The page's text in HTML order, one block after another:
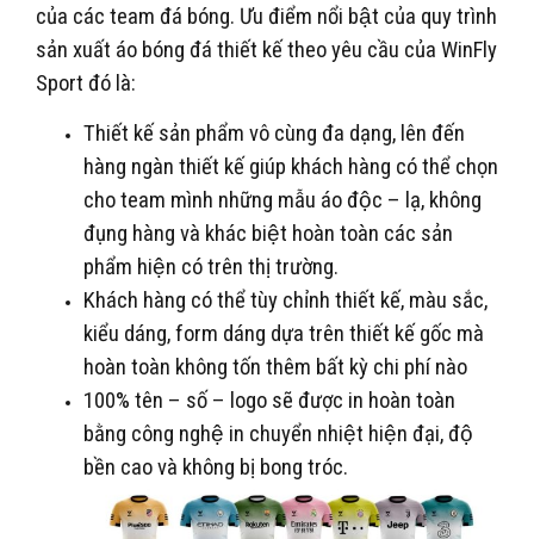
của các team đá bóng. Ưu điểm nổi bật của quy trình
sản xuất áo bóng đá thiết kế theo yêu cầu của WinFly
Sport đó là:
Thiết kế sản phẩm vô cùng đa dạng, lên đến
hàng ngàn thiết kế giúp khách hàng có thể chọn
cho team mình những mẫu áo độc – lạ, không
đụng hàng và khác biệt hoàn toàn các sản
phẩm hiện có trên thị trường.
Khách hàng có thể tùy chỉnh thiết kế, màu sắc,
kiểu dáng, form dáng dựa trên thiết kế gốc mà
hoàn toàn không tốn thêm bất kỳ chi phí nào
100% tên – số – logo sẽ được in hoàn toàn
bằng công nghệ in chuyển nhiệt hiện đại, độ
bền cao và không bị bong tróc.